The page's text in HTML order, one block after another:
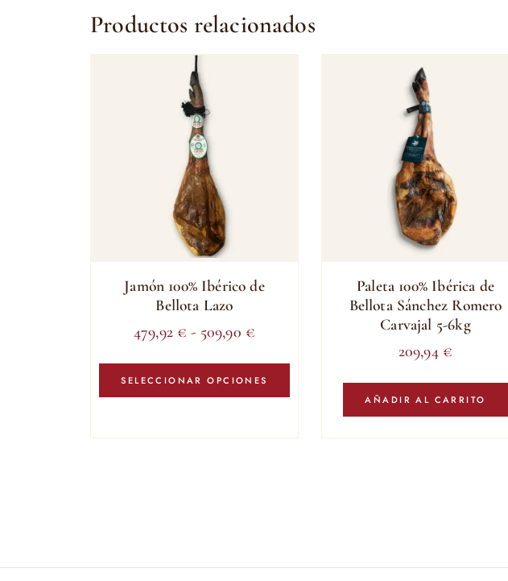
Productos relacionados
Jamón 100% Ibérico de
Bellota Lazo
479,92 € - 509,90 €
precios:
desde
SELECCIONAR OPCIONES
Este
tiene
variantes.
en
Paleta 100% Ibérica de
Bellota Sánchez Romero
Carvajal 5-6kg
209,94 €
AÑADIR AL CARRITO